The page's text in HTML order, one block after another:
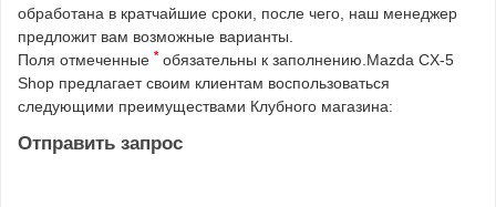
обработана в кратчайшие сроки, после чего, наш менеджер
предложит вам возможные варианты.
Поля отмеченные * обязательны к заполнению.Mazda CX-5
Shop предлагает своим клиентам воспользоваться
следующими преимуществами Клубного магазина:
Отправить запрос